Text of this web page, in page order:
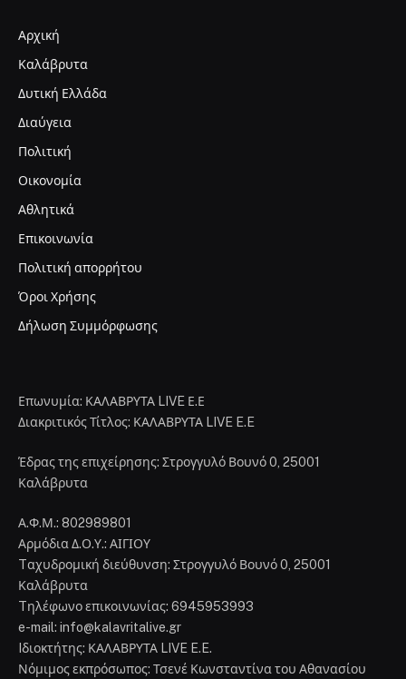
Αρχική
Καλάβρυτα
Δυτική Ελλάδα
Διαύγεια
Πολιτική
Οικονομία
Αθλητικά
Επικοινωνία
Πολιτική απορρήτου
Όροι Χρήσης
Δήλωση Συμμόρφωσης
Επωνυμία: ΚΑΛΑΒΡΥΤΑ LIVE Ε.Ε
Διακριτικός Τίτλος: ΚΑΛΑΒΡΥΤΑ LIVE E.E
Έδρας της επιχείρησης: Στρογγυλό Βουνό 0, 25001
Καλάβρυτα
Α.Φ.Μ.: 802989801
Αρμόδια Δ.Ο.Υ.: ΑΙΓΙΟΥ
Tαχυδρομική διεύθυνση: Στρογγυλό Βουνό 0, 25001
Καλάβρυτα
Tηλέφωνο επικοινωνίας: 6945953993
e-mail: info@kalavritalive.gr
Iδιοκτήτης: ΚΑΛΑΒΡΥΤΑ LIVE E.E.
Νόμιμος εκπρόσωπος: Τσενέ Κωνσταντίνα του Αθανασίου